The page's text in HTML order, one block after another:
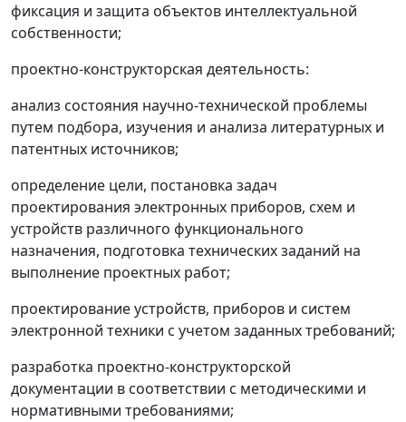
фиксация и защита объектов интеллектуальной
собственности;
проектно-конструкторская деятельность:
анализ состояния научно-технической проблемы
путем подбора, изучения и анализа литературных и
патентных источников;
определение цели, постановка задач
проектирования электронных приборов, схем и
устройств различного функционального
назначения, подготовка технических заданий на
выполнение проектных работ;
проектирование устройств, приборов и систем
электронной техники с учетом заданных требований;
разработка проектно-конструкторской
документации в соответствии с методическими и
нормативными требованиями;